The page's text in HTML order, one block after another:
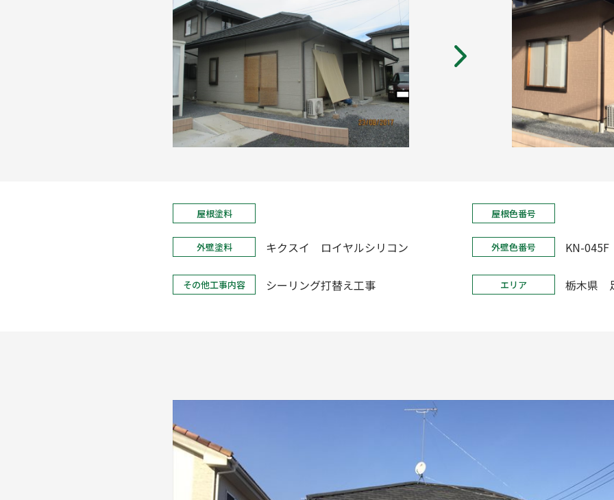
屋根塗料 屋根色番号
外壁塗料 キクスイ ロイヤルシリコン 外壁色番号 KN-045F
その他工事内容 シーリング打替え工事 エリア 栃木県